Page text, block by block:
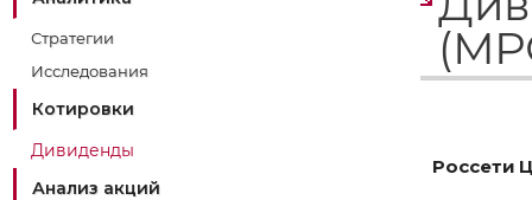
Стратегии
Исследования
Котировки
Дивиденды
Анализ акций
Россети